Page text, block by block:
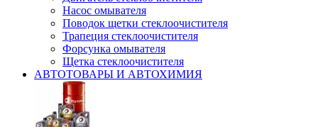
Насос омывателя
Поводок щетки стеклоочистителя
Трапеция стеклоочистителя
Форсунка омывателя
Щетка стеклоочистителя
АВТОТОВАРЫ И АВТОХИМИЯ